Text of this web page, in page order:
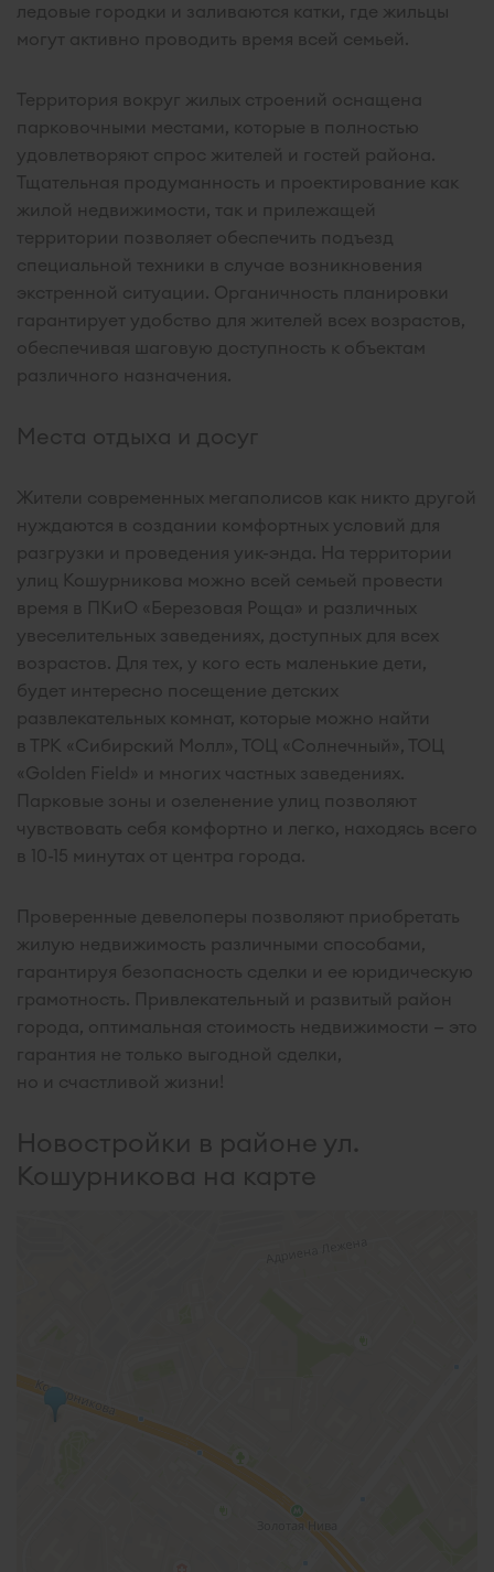
ледовые городки и заливаются катки, где жильцы
могут активно проводить время всей семьей.
Территория вокруг жилых строений оснащена
парковочными местами, которые в полностью
удовлетворяют спрос жителей и гостей района.
Тщательная продуманность и проектирование как
жилой недвижимости, так и прилежащей
территории позволяет обеспечить подъезд
специальной техники в случае возникновения
экстренной ситуации. Органичность планировки
гарантирует удобство для жителей всех возрастов,
обеспечивая шаговую доступность к объектам
различного назначения.
Места отдыха и досуг
Жители современных мегаполисов как никто другой
нуждаются в создании комфортных условий для
разгрузки и проведения уик-энда. На территории
улиц Кошурникова можно всей семьей провести
время в ПКиО «Березовая Роща» и различных
увеселительных заведениях, доступных для всех
возрастов. Для тех, у кого есть маленькие дети,
будет интересно посещение детских
развлекательных комнат, которые можно найти
в ТРК «Сибирский Молл», ТОЦ «Солнечный», ТОЦ
«Golden Field» и многих частных заведениях.
Парковые зоны и озеленение улиц позволяют
чувствовать себя комфортно и легко, находясь всего
в 10-15 минутах от центра города.
Проверенные девелоперы позволяют приобретать
жилую недвижимость различными способами,
гарантируя безопасность сделки и ее юридическую
грамотность. Привлекательный и развитый район
города, оптимальная стоимость недвижимости — это
гарантия не только выгодной сделки,
но и счастливой жизни!
Новостройки в районе ул.
Кошурникова на карте